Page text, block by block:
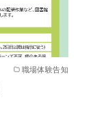
職場体験告知